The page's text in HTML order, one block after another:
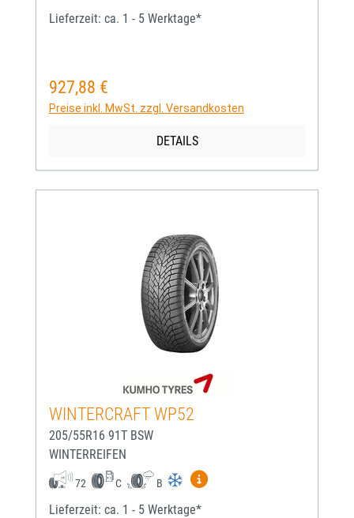
Lieferzeit: ca. 1 - 5 Werktage*
Regulärer Preis:
927,88 €
Preise inkl. MwSt. zzgl. Versandkosten
DETAILS
WINTERCRAFT WP52
205/55R16 91T BSW
WINTERREIFEN
72 C B
Mehr Informationen zum
Lieferzeit: ca. 1 - 5 Werktage*